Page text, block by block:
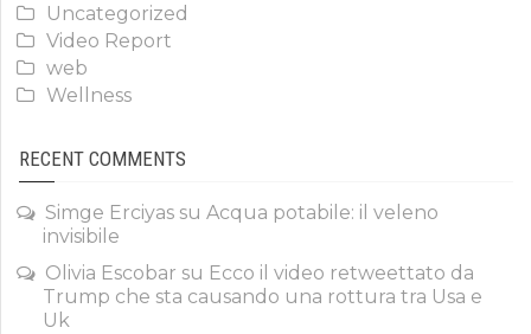
Uncategorized
Video Report
web
Wellness
RECENT COMMENTS
Simge Erciyas su Acqua potabile: il veleno
invisibile
Olivia Escobar su Ecco il video retweettato da
Trump che sta causando una rottura tra Usa e
Uk